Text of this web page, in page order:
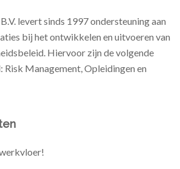
levert sinds 1997 ondersteuning aan
bij het ontwikkelen en uitvoeren van
Hiervoor zijn de volgende
Management, Opleidingen en